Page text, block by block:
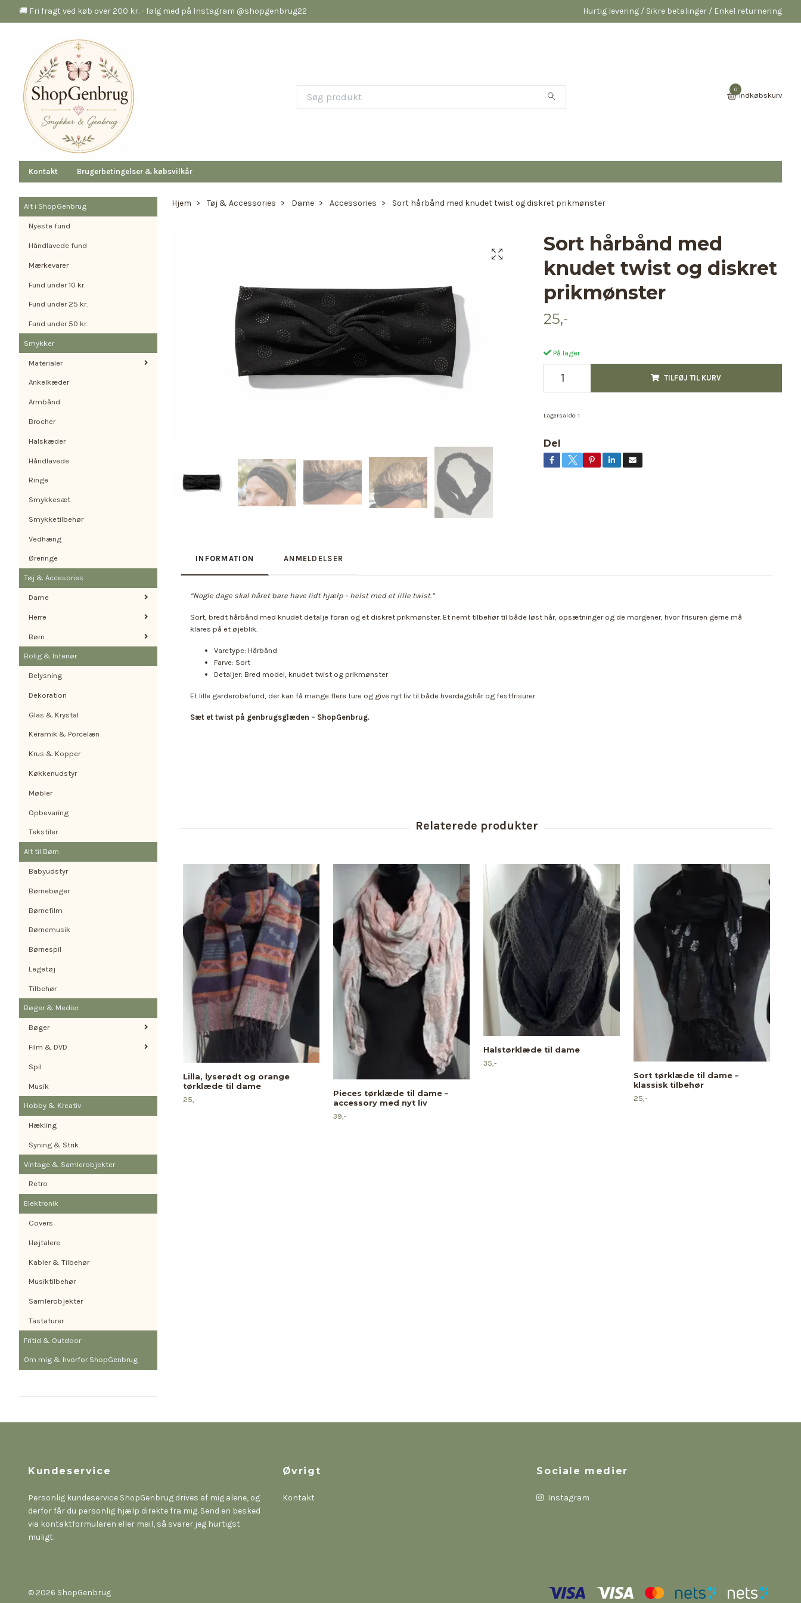
🚚 Fri fragt ved køb over 200 kr. - følg med på Instagram @shopgenbrug22 Hurtig levering / Sikre betalinger / Enkel returnering
0
Indkøbskurv
Kontakt Brugerbetingelser & købsvilkår
Alt i ShopGenbrug
Nyeste fund
Håndlavede fund
Mærkevarer
Fund under 10 kr.
Fund under 25 kr.
Fund under 50 kr.
Smykker
Materialer
Ankelkæder
Armbånd
Brocher
Halskæder
Håndlavede
Ringe
Smykkesæt
Smykketilbehør
Vedhæng
Øreringe
Tøj & Accesories
Dame
Herre
Børn
Bolig & Interiør
Belysning
Dekoration
Glas & Krystal
Keramik & Porcelæn
Krus & Kopper
Køkkenudstyr
Møbler
Opbevaring
Tekstiler
Alt til Børn
Babyudstyr
Børnebøger
Børnefilm
Børnemusik
Børnespil
Legetøj
Tilbehør
Bøger & Medier
Bøger
Film & DVD
Spil
Musik
Hobby & Kreativ
Hækling
Syning & Strik
Vintage & Samlerobjekter
Retro
Elektronik
Covers
Højtalere
Kabler & Tilbehør
Musiktilbehør
Samlerobjekter
Tastaturer
Fritid & Outdoor
Om mig & hvorfor ShopGenbrug
Hjem Tøj & Accessories Dame Accessories Sort hårbånd med knudet twist og diskret prikmønster
Sort hårbånd med
knudet twist og diskret
prikmønster
25,-
På lager
TILFØJ TIL KURV
Lagersaldo: 1
Del
INFORMATION ANMELDELSER
“Nogle dage skal håret bare have lidt hjælp – helst med et lille twist.”
Sort, bredt hårbånd med knudet detalje foran og et diskret prikmønster. Et nemt tilbehør til både løst hår, opsætninger og de morgener, hvor frisuren gerne må
klares på et øjeblik.
Varetype: Hårbånd
Farve: Sort
Detaljer: Bred model, knudet twist og prikmønster
Et lille garderobefund, der kan få mange flere ture og give nyt liv til både hverdagshår og festfrisurer.
Sæt et twist på genbrugsglæden – ShopGenbrug.
Lilla, lyserødt og orange
tørklæde til dame
25,-
Pieces tørklæde til dame –
accessory med nyt liv
39,-
Halstørklæde til dame
35,-
Sort tørklæde til dame –
klassisk tilbehør
25,-
Kundeservice
Personlig kundeservice ShopGenbrug drives af mig alene, og
derfor får du personlig hjælp direkte fra mig. Send en besked
via kontaktformularen eller mail, så svarer jeg hurtigst
muligt.
Øvrigt
Kontakt
Sociale medier
Instagram
© 2026 ShopGenbrug